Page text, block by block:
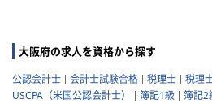
大阪府の求人を資格から探す
公認会計士 会計士試験合格 税理士
税理
USCPA（米国公認会計士）
簿記1級 簿記2